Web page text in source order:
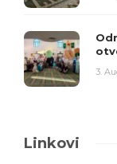
3.
Linkovi